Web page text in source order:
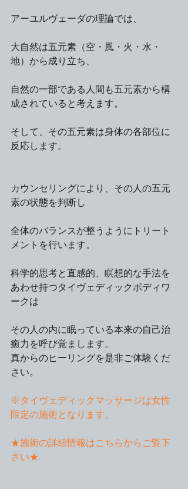
アーユルヴェーダの理論では、
大自然は五元素（空・風・火・水・
地）から成り立ち、
自然の一部である人間も五元素から構
成されていると考えます。
そして、その五元素は身体の各部位に
反応します。
カウンセリングにより、その人の五元
素の状態を判断し
全体のバランスが整うようにトリート
メントを行います。
科学的思考と直感的、瞑想的な手法を
あわせ持つタイヴェディックボディワ
ークは
その人の内に眠っている本来の自己治
癒力を呼び覚まします。
真からのヒーリングを是非ご体験くだ
さい。
※タイヴェディックマッサージは女性
限定の施術となります。
★施術の詳細情報はこちらからご覧下
さい★